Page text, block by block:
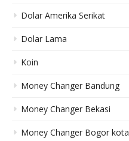
Dolar Amerika Serikat
Dolar Lama
Koin
Money Changer Bandung
Money Changer Bekasi
Money Changer Bogor kota